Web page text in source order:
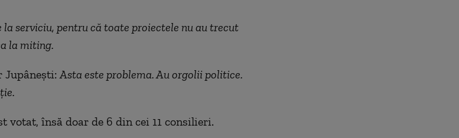
serviciu, pentru că toate proiectele nu au trecut
la miting.
Asta este problema. Au orgolii politice.
votat, însă doar de 6 din cei 11 consilieri.